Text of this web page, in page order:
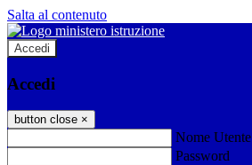
Salta al contenuto
Accedi
Accedi
button close ×
Nome Utente
Password